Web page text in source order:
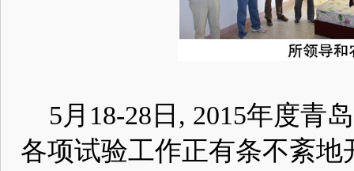
5月18-28日, 2015年度青
各项试验工作正有条不紊